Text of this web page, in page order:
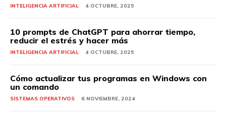
INTELIGENCIA ARTIFICIAL 4 OCTUBRE, 2025
10 prompts de ChatGPT para ahorrar tiempo,
reducir el estrés y hacer más
INTELIGENCIA ARTIFICIAL 4 OCTUBRE, 2025
Cómo actualizar tus programas en Windows con
un comando
SISTEMAS OPERATIVOS 6 NOVIEMBRE, 2024